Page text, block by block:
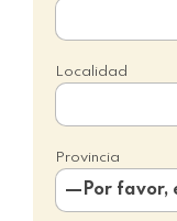
Localidad
Provincia